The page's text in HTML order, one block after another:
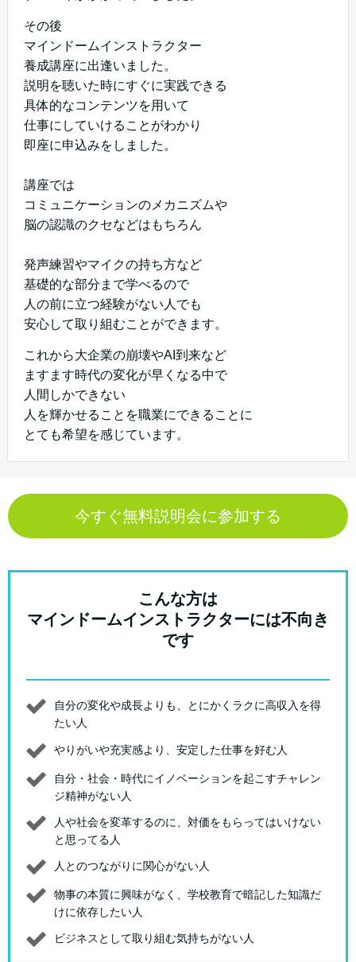
その後
マインドームインストラクター
養成講座に出逢いました。
説明を聴いた時にすぐに実践できる
具体的なコンテンツを用いて
仕事にしていけることがわかり
即座に申込みをしました。
講座では
コミュニケーションのメカニズムや
脳の認識のクセなどはもちろん
発声練習やマイクの持ち方など
基礎的な部分まで学べるので
人の前に立つ経験がない人でも
安心して取り組むことができます。
これから大企業の崩壊やAI到来など
ますます時代の変化が早くなる中で
人間しかできない
人を輝かせることを職業にできることに
とても希望を感じています。
今すぐ無料説明会に参加する
こんな方は
マインドームインストラクターには不向き
です
自分の変化や成長よりも、とにかくラクに高収入を得
たい人
やりがいや充実感より、安定した仕事を好む人
自分・社会・時代にイノベーションを起こすチャレン
ジ精神がない人
人や社会を変革するのに、対価をもらってはいけない
と思ってる人
人とのつながりに関心がない人
物事の本質に興味がなく、学校教育で暗記した知識だ
けに依存したい人
ビジネスとして取り組む気持ちがない人